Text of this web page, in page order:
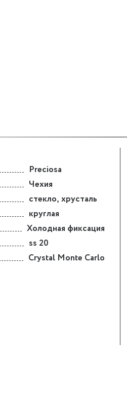
Preciosa
Чехия
стекло, хрусталь
круглая
Холодная фиксация
ss 20
Crystal Monte Carlo